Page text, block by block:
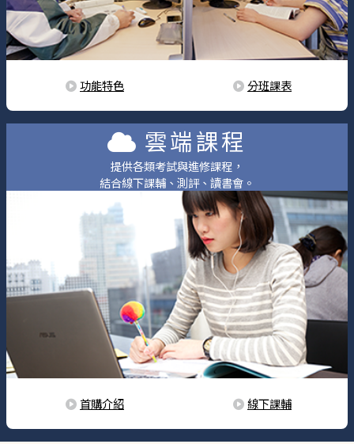
功能特色 分班課表
雲端課程
提供各類考試與進修課程，
結合線下課輔、測評、讀書會。
首購介紹 線下課輔